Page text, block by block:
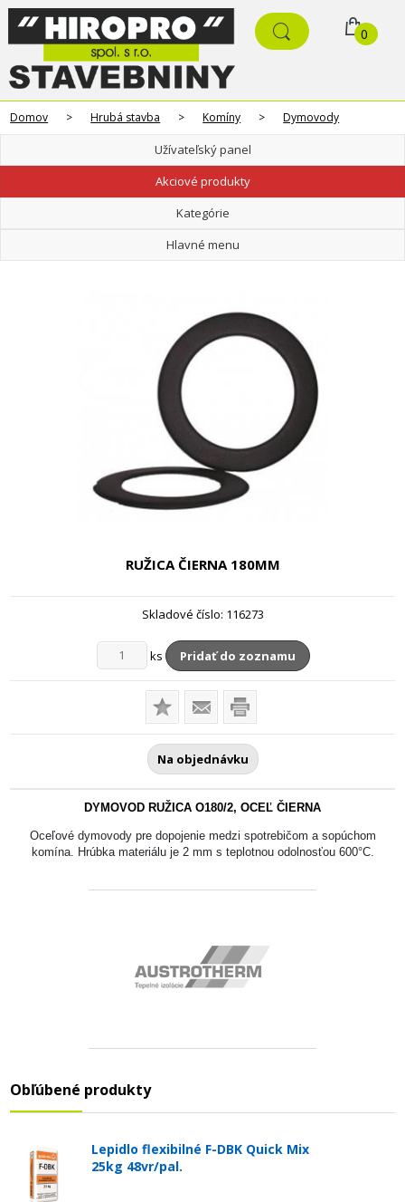
0
Domov > Hrubá stavba > Komíny > Dymovody
Užívateľský panel
Akciové produkty
Kategórie
Hlavné menu
RUŽICA ČIERNA 180MM
Skladové číslo: 116273
ks Pridať do zoznamu
Na objednávku
DYMOVOD RUŽICA O180/2, OCEĽ ČIERNA
Oceľové dymovody pre dopojenie medzi spotrebičom a sopúchom
komína. Hrúbka materiálu je 2 mm s teplotnou odolnosťou 600°C.
Obľúbené produkty
Lepidlo flexibilné F-DBK Quick Mix
25kg 48vr/pal.